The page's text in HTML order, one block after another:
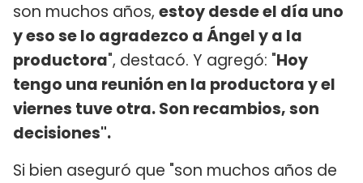
son muchos años, estoy desde el día uno
y eso se lo agradezco a Ángel y a la
productora", destacó. Y agregó: "Hoy
tengo una reunión en la productora y el
viernes tuve otra. Son recambios, son
decisiones".
Si bien aseguró que "son muchos años de